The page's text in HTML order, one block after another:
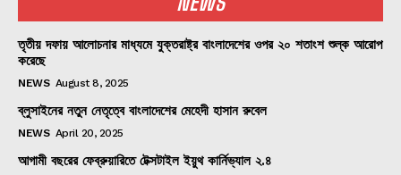
তৃতীয় দফায় আলোচনার মাধ্যমে যুক্তরাষ্ট্র বাংলাদেশের ওপর ২০ শতাংশ শুল্ক আরোপ
করেছে
NEWS August 8, 2025
ব্লুসাইনের নতুন নেতৃত্বে বাংলাদেশের মেহেদী হাসান রুবেল
NEWS April 20, 2025
আগামী বছরের ফেব্রুয়ারিতে টেক্সটাইল ইয়ুথ কার্নিভ্যাল ২.৪